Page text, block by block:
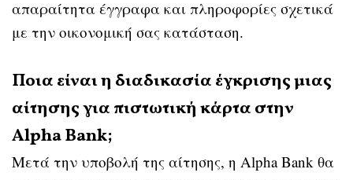
απαραίτητα έγγραφα και πληροφορίες σχετικά
με την οικονομική σας κατάσταση.
Ποια είναι η διαδικασία έγκρισης μιας
αίτησης για πιστωτική κάρτα στην
Alpha Bank;
Μετά την υποβολή της αίτησης, η Alpha Bank θα